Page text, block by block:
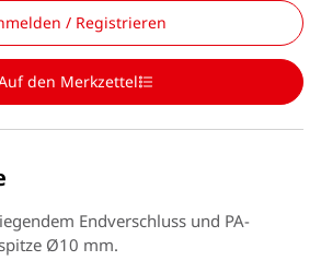
/ Registrieren
den Merkzettel
Endverschluss und PA-
Ø10 mm.